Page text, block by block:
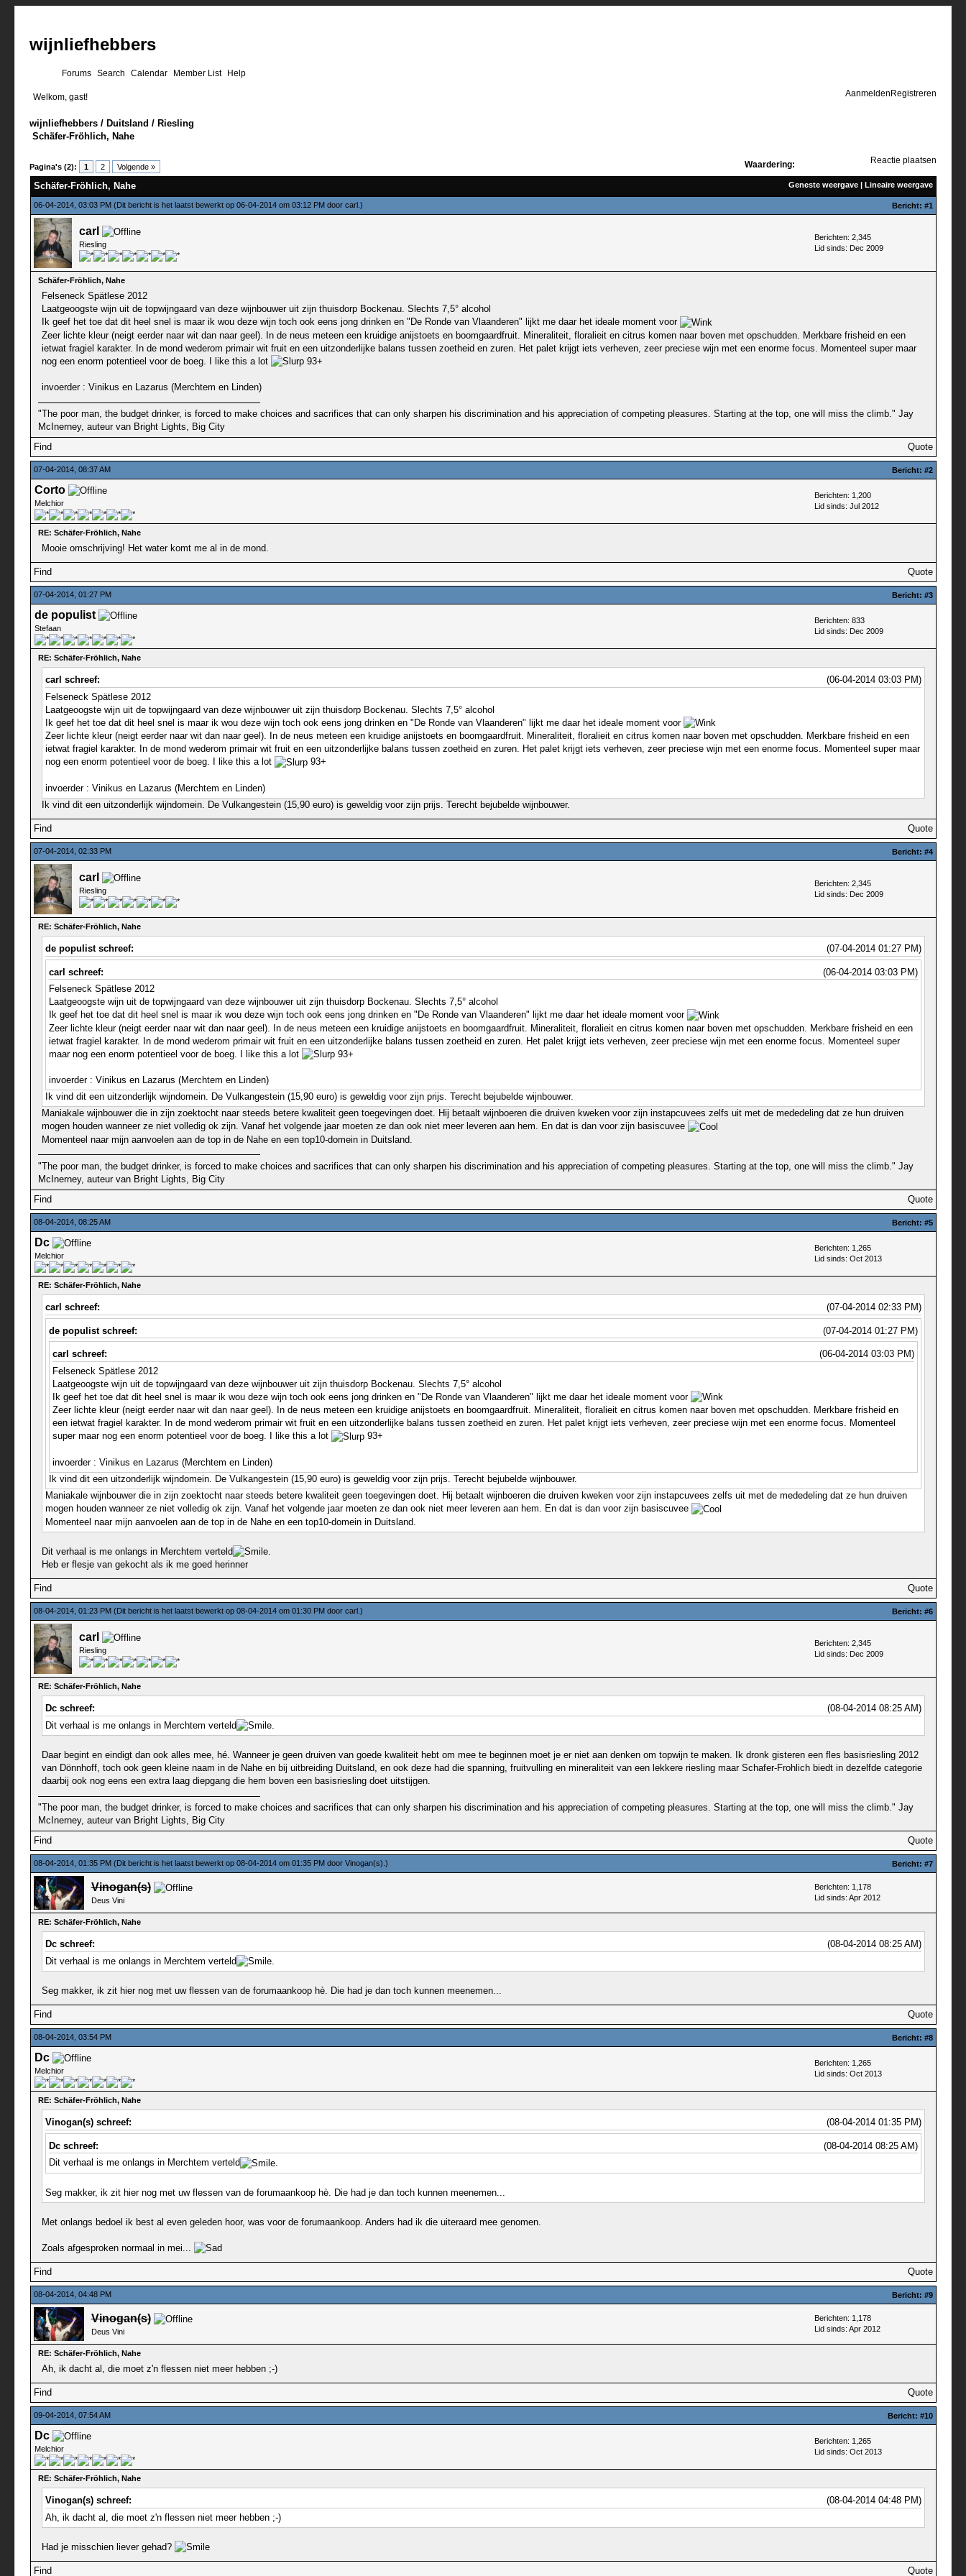
wijnliefhebbers
Forums Search Calendar Member List
Help
Aanmelden Registreren
Welkom, gast!
wijnliefhebbers / Duitsland / Riesling
Schäfer-Fröhlich, Nahe
Pagina's (2): 1 2 Volgende »
Reactie plaatsen
Waardering:
0 stemmen - gemiddelde waardering is 0
12345
Geneste weergave| Lineaire weergave
Schäfer-Fröhlich, Nahe
06-04-2014, 03:03 PM (Dit bericht is het laatst bewerkt op 06-04-2014 om 03:12 PM door carl.) Bericht: #1
carl
Riesling
Berichten: 2,345
Lid sinds: Dec 2009
Schäfer-Fröhlich, Nahe
Felseneck Spätlese 2012
Laatgeoogste wijn uit de topwijngaard van deze wijnbouwer uit zijn thuisdorp Bockenau. Slechts 7,5° alcohol
Ik geef het toe dat dit heel snel is maar ik wou deze wijn toch ook eens jong drinken en "De Ronde van Vlaanderen" lijkt me daar het ideale moment voor
Zeer lichte kleur (neigt eerder naar wit dan naar geel). In de neus meteen een kruidige anijstoets en boomgaardfruit. Mineraliteit, floralieit en citrus komen naar boven met opschudden. Merkbare frisheid en een
ietwat fragiel karakter. In de mond wederom primair wit fruit en een uitzonderlijke balans tussen zoetheid en zuren. Het palet krijgt iets verheven, zeer preciese wijn met een enorme focus. Momenteel super maar
nog een enorm potentieel voor de boeg. I like this a lot
93+
invoerder : Vinikus en Lazarus (Merchtem en Linden)
"The poor man, the budget drinker, is forced to make choices and sacrifices that can only sharpen his discrimination and his appreciation of competing pleasures. Starting at the top, one will miss the climb." Jay
McInerney, auteur van Bright Lights, Big City
Find
Quote
07-04-2014, 08:37 AM Bericht: #2
Corto
Melchior
Berichten: 1,200
Lid sinds: Jul 2012
RE: Schäfer-Fröhlich, Nahe
Mooie omschrijving! Het water komt me al in de mond.
Find Quote
07-04-2014, 01:27 PM Bericht: #3
de populist
Stefaan
Berichten: 833
Lid sinds: Dec 2009
RE: Schäfer-Fröhlich, Nahe
(06-04-2014 03:03 PM)
carl schreef:
Felseneck Spätlese 2012
Laatgeoogste wijn uit de topwijngaard van deze wijnbouwer uit zijn thuisdorp Bockenau. Slechts 7,5° alcohol
Ik geef het toe dat dit heel snel is maar ik wou deze wijn toch ook eens jong drinken en "De Ronde van Vlaanderen" lijkt me daar het ideale moment voor
Zeer lichte kleur (neigt eerder naar wit dan naar geel). In de neus meteen een kruidige anijstoets en boomgaardfruit. Mineraliteit, floralieit en citrus komen naar boven met opschudden. Merkbare frisheid en een
ietwat fragiel karakter. In de mond wederom primair wit fruit en een uitzonderlijke balans tussen zoetheid en zuren. Het palet krijgt iets verheven, zeer preciese wijn met een enorme focus. Momenteel super maar
nog een enorm potentieel voor de boeg. I like this a lot
93+
invoerder : Vinikus en Lazarus (Merchtem en Linden)
Ik vind dit een uitzonderlijk wijndomein. De Vulkangestein (15,90 euro) is geweldig voor zijn prijs. Terecht bejubelde wijnbouwer.
Find Quote
07-04-2014, 02:33 PM Bericht: #4
carl
Riesling
Berichten: 2,345
Lid sinds: Dec 2009
RE: Schäfer-Fröhlich, Nahe
(07-04-2014 01:27 PM)
de populist schreef:
(06-04-2014 03:03 PM)
carl schreef:
Felseneck Spätlese 2012
Laatgeoogste wijn uit de topwijngaard van deze wijnbouwer uit zijn thuisdorp Bockenau. Slechts 7,5° alcohol
Ik geef het toe dat dit heel snel is maar ik wou deze wijn toch ook eens jong drinken en "De Ronde van Vlaanderen" lijkt me daar het ideale moment voor
Zeer lichte kleur (neigt eerder naar wit dan naar geel). In de neus meteen een kruidige anijstoets en boomgaardfruit. Mineraliteit, floralieit en citrus komen naar boven met opschudden. Merkbare frisheid en een
ietwat fragiel karakter. In de mond wederom primair wit fruit en een uitzonderlijke balans tussen zoetheid en zuren. Het palet krijgt iets verheven, zeer preciese wijn met een enorme focus. Momenteel super
maar nog een enorm potentieel voor de boeg. I like this a lot
93+
invoerder : Vinikus en Lazarus (Merchtem en Linden)
Ik vind dit een uitzonderlijk wijndomein. De Vulkangestein (15,90 euro) is geweldig voor zijn prijs. Terecht bejubelde wijnbouwer.
Maniakale wijnbouwer die in zijn zoektocht naar steeds betere kwaliteit geen toegevingen doet. Hij betaalt wijnboeren die druiven kweken voor zijn instapcuvees zelfs uit met de mededeling dat ze hun druiven
mogen houden wanneer ze niet volledig ok zijn. Vanaf het volgende jaar moeten ze dan ook niet meer leveren aan hem. En dat is dan voor zijn basiscuvee
Momenteel naar mijn aanvoelen aan de top in de Nahe en een top10-domein in Duitsland.
"The poor man, the budget drinker, is forced to make choices and sacrifices that can only sharpen his discrimination and his appreciation of competing pleasures. Starting at the top, one will miss the climb." Jay
McInerney, auteur van Bright Lights, Big City
Find
Quote
08-04-2014, 08:25 AM Bericht: #5
Dc
Melchior
Berichten: 1,265
Lid sinds: Oct 2013
RE: Schäfer-Fröhlich, Nahe
(07-04-2014 02:33 PM)
carl schreef:
(07-04-2014 01:27 PM)
de populist schreef:
(06-04-2014 03:03 PM)
carl schreef:
Felseneck Spätlese 2012
Laatgeoogste wijn uit de topwijngaard van deze wijnbouwer uit zijn thuisdorp Bockenau. Slechts 7,5° alcohol
Ik geef het toe dat dit heel snel is maar ik wou deze wijn toch ook eens jong drinken en "De Ronde van Vlaanderen" lijkt me daar het ideale moment voor
Zeer lichte kleur (neigt eerder naar wit dan naar geel). In de neus meteen een kruidige anijstoets en boomgaardfruit. Mineraliteit, floralieit en citrus komen naar boven met opschudden. Merkbare frisheid en
een ietwat fragiel karakter. In de mond wederom primair wit fruit en een uitzonderlijke balans tussen zoetheid en zuren. Het palet krijgt iets verheven, zeer preciese wijn met een enorme focus. Momenteel
super maar nog een enorm potentieel voor de boeg. I like this a lot
93+
invoerder : Vinikus en Lazarus (Merchtem en Linden)
Ik vind dit een uitzonderlijk wijndomein. De Vulkangestein (15,90 euro) is geweldig voor zijn prijs. Terecht bejubelde wijnbouwer.
Maniakale wijnbouwer die in zijn zoektocht naar steeds betere kwaliteit geen toegevingen doet. Hij betaalt wijnboeren die druiven kweken voor zijn instapcuvees zelfs uit met de mededeling dat ze hun druiven
mogen houden wanneer ze niet volledig ok zijn. Vanaf het volgende jaar moeten ze dan ook niet meer leveren aan hem. En dat is dan voor zijn basiscuvee
Momenteel naar mijn aanvoelen aan de top in de Nahe en een top10-domein in Duitsland.
Dit verhaal is me onlangs in Merchtem verteld
.
Heb er flesje van gekocht als ik me goed herinner
Find Quote
08-04-2014, 01:23 PM (Dit bericht is het laatst bewerkt op 08-04-2014 om 01:30 PM door carl.) Bericht: #6
carl
Riesling
Berichten: 2,345
Lid sinds: Dec 2009
RE: Schäfer-Fröhlich, Nahe
(08-04-2014 08:25 AM)
Dc schreef:
Dit verhaal is me onlangs in Merchtem verteld
.
Daar begint en eindigt dan ook alles mee, hé. Wanneer je geen druiven van goede kwaliteit hebt om mee te beginnen moet je er niet aan denken om topwijn te maken. Ik dronk gisteren een fles basisriesling 2012
van Dönnhoff, toch ook geen kleine naam in de Nahe en bij uitbreiding Duitsland, en ook deze had die spanning, fruitvulling en mineraliteit van een lekkere riesling maar Schafer-Frohlich biedt in dezelfde categorie
daarbij ook nog eens een extra laag diepgang die hem boven een basisriesling doet uitstijgen.
"The poor man, the budget drinker, is forced to make choices and sacrifices that can only sharpen his discrimination and his appreciation of competing pleasures. Starting at the top, one will miss the climb." Jay
McInerney, auteur van Bright Lights, Big City
Find
Quote
08-04-2014, 01:35 PM (Dit bericht is het laatst bewerkt op 08-04-2014 om 01:35 PM door Vinogan(s) .) Bericht: #7
Vinogan(s)
Deus Vini
Berichten: 1,178
Lid sinds: Apr 2012
RE: Schäfer-Fröhlich, Nahe
(08-04-2014 08:25 AM)
Dc schreef:
Dit verhaal is me onlangs in Merchtem verteld
.
Seg makker, ik zit hier nog met uw flessen van de forumaankoop hè. Die had je dan toch kunnen meenemen...
Find Quote
08-04-2014, 03:54 PM Bericht: #8
Dc
Melchior
Berichten: 1,265
Lid sinds: Oct 2013
RE: Schäfer-Fröhlich, Nahe
(08-04-2014 01:35 PM)
Vinogan(s) schreef:
(08-04-2014 08:25 AM)
Dc schreef:
Dit verhaal is me onlangs in Merchtem verteld
.
Seg makker, ik zit hier nog met uw flessen van de forumaankoop hè. Die had je dan toch kunnen meenemen...
Met onlangs bedoel ik best al even geleden hoor, was voor de forumaankoop. Anders had ik die uiteraard mee genomen.
Zoals afgesproken normaal in mei...
Find Quote
08-04-2014, 04:48 PM Bericht: #9
Vinogan(s)
Deus Vini
Berichten: 1,178
Lid sinds: Apr 2012
RE: Schäfer-Fröhlich, Nahe
Ah, ik dacht al, die moet z'n flessen niet meer hebben ;-)
Find Quote
09-04-2014, 07:54 AM Bericht: #10
Dc
Melchior
Berichten: 1,265
Lid sinds: Oct 2013
RE: Schäfer-Fröhlich, Nahe
(08-04-2014 04:48 PM)
Vinogan(s) schreef:
Ah, ik dacht al, die moet z'n flessen niet meer hebben ;-)
Had je misschien liever gehad?
Find Quote